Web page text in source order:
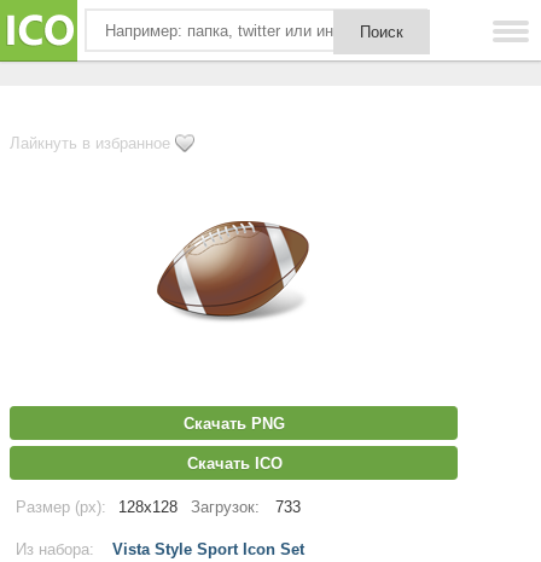
Лайкнуть в избранное
Скачать PNG
Скачать ICO
Размер (px): 128x128 Загрузок: 733
Из набора: Vista Style Sport Icon Set